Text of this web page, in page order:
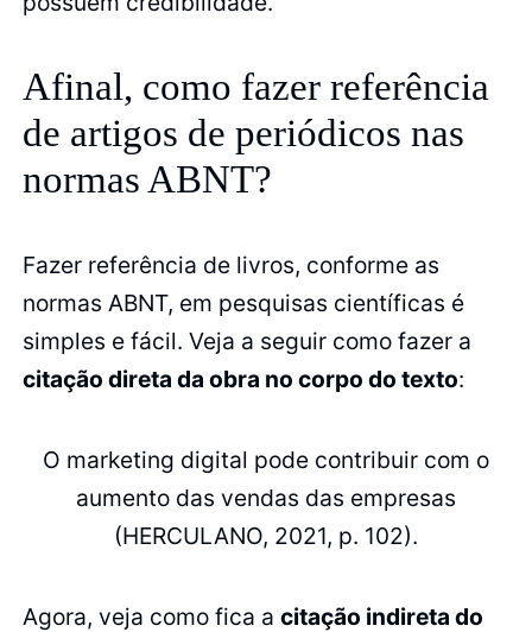
Afinal, como fazer referência
de artigos de periódicos nas
normas ABNT?
Fazer referência de livros, conforme as
normas ABNT, em pesquisas científicas é
simples e fácil. Veja a seguir como fazer a
citação direta da obra no corpo do texto:
O marketing digital pode contribuir com o
aumento das vendas das empresas
(HERCULANO, 2021, p. 102).
Agora, veja como fica acitação indireta do